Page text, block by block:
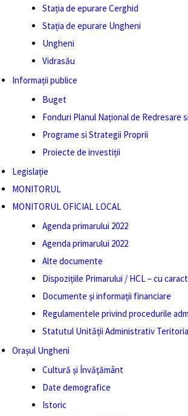
Stația de epurare Cerghid
Stația de epurare Ungheni
Ungheni
Vidrasău
Informații publice
Buget
Fonduri Planul Național de Redresare
Programe si Strategii Proprii
Proiecte de investiții
Legislație
MONITORUL
MONITORUL OFICIAL LOCAL
Agenda primarului 2022
Agenda primarului 2022
Alte documente
Dispozițiile Primarului / HCL – cu
Documente și informații financiare
Regulamentele privind procedurile
Statutul Unităţii Administrativ
Orașul Ungheni
Cultură și Învăţământ
Date demografice
Istoric